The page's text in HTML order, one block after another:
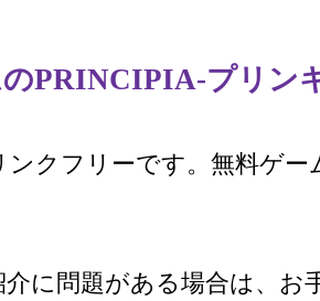
PRINCIPIA-プリン
ンクフリーです。無料ゲー
に問題がある場合は、お